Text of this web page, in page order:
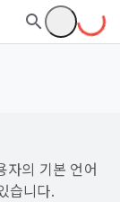
의 기본 언어
습니다.